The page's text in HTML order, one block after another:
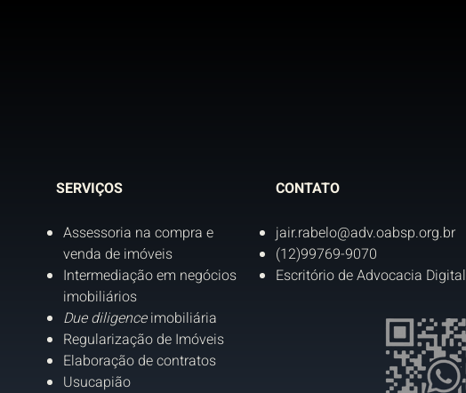
SERVIÇOS
Assessoria na compra e
venda de imóveis
Intermediação em negócios
imobiliários
Due diligenceimobiliária
Regularização de Imóveis
Elaboração de contratos
Usucapião
CONTATO
jair.rabelo@adv.oabsp.org.br
(12)99769-9070
Escritório de Advocacia Digital